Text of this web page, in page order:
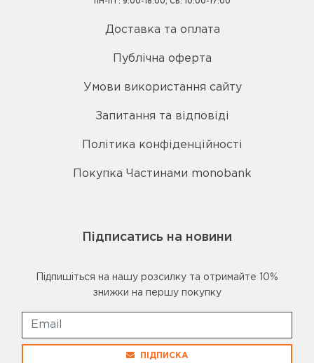
ПН-ПТ: 9:00-18:00, СБ: 10:00-17:00
Доставка та оплата
Публічна оферта
Умови використання сайту
Запитання та відповіді
Політика конфіденційності
Покупка Частинами monobank
Підписатись на новини
Підпишіться на нашу розсилку та отримайте 10%
знижки на першу покупку
ПІДПИСКА